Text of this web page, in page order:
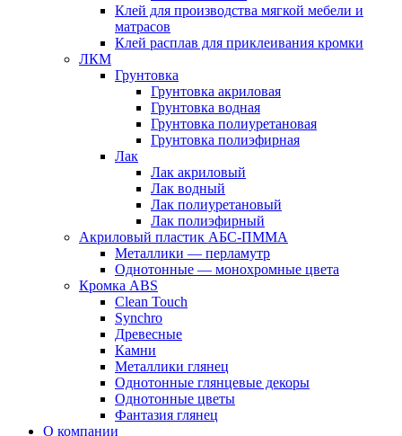
Клей для производства мягкой мебели и
матрасов
Клей расплав для приклеивания кромки
ЛКМ
Грунтовка
Грунтовка акриловая
Грунтовка водная
Грунтовка полиуретановая
Грунтовка полиэфирная
Лак
Лак акриловый
Лак водный
Лак полиуретановый
Лак полиэфирный
Акриловый пластик АБС-ПММА
Металлики — перламутр
Однотонные — монохромные цвета
Кромка ABS
Clean Touch
Synchro
Древесные
Камни
Металлики глянец
Однотонные глянцевые декоры
Однотонные цветы
Фантазия глянец
О компании